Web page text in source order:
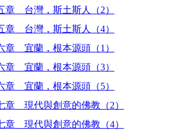
章 台灣，斯土斯人（2）
章 台灣，斯土斯人（4）
章 宜蘭，根本源頭（1）
章 宜蘭，根本源頭（3）
章 宜蘭，根本源頭（5）
章 現代與創意的佛教（2）
章 現代與創意的佛教（4）